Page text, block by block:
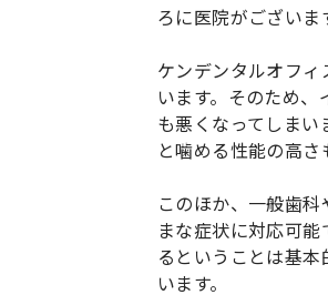
ろに医院がございま
ケンデンタルオフ
います。そのため
も悪くなってしま
と噛める性能の高
このほか、一般歯
まな症状に対応可
るということは基
います。